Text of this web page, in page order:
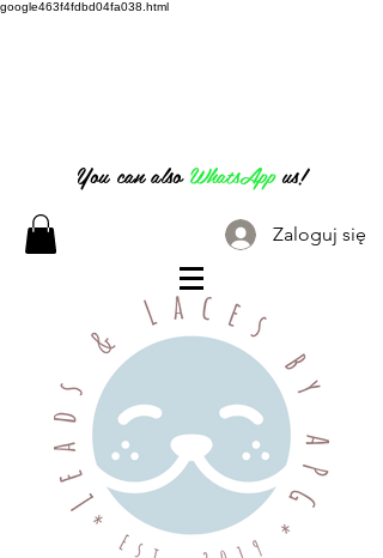
google463f4fdbd04fa038.html
You can alsoWhatsAppus!
Zaloguj się